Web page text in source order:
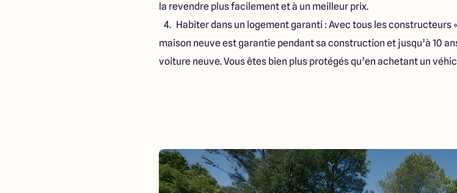
la revendre plus facilement et à un meilleur prix.
Habiter dans un logement garanti : Avec tous les constructeurs
maison neuve est garantie pendant sa construction et jusqu’à 10
voiture neuve. Vous êtes bien plus protégés qu’en achetant un